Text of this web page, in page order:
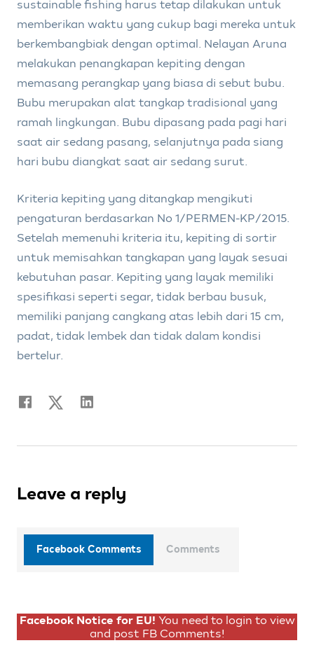
sustainable fishing harus tetap dilakukan untuk
memberikan waktu yang cukup bagi mereka untuk
berkembangbiak dengan optimal. Nelayan Aruna
melakukan penangkapan kepiting dengan
memasang perangkap yang biasa di sebut bubu.
Bubu merupakan alat tangkap tradisional yang
ramah lingkungan. Bubu dipasang pada pagi hari
saat air sedang pasang, selanjutnya pada siang
hari bubu diangkat saat air sedang surut.
Kriteria kepiting yang ditangkap mengikuti
pengaturan berdasarkan No 1/PERMEN-KP/2015.
Setelah memenuhi kriteria itu, kepiting di sortir
untuk memisahkan tangkapan yang layak sesuai
kebutuhan pasar. Kepiting yang layak memiliki
spesifikasi seperti segar, tidak berbau busuk,
memiliki panjang cangkang atas lebih dari 15 cm,
padat, tidak lembek dan tidak dalam kondisi
bertelur.
Leave a reply
Facebook Comments Comments
Facebook Notice for EU! You need to login to view
and post FB Comments!